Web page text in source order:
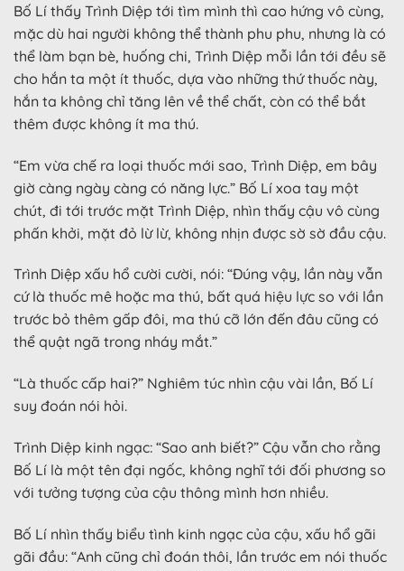
Bố Lí thấy Trình Diệp tới tìm mình thì cao hứng vô cùng,
mặc dù hai người không thể thành phu phu, nhưng là có
thể làm bạn bè, huống chi, Trình Diệp mỗi lần tới đều sẽ
cho hắn ta một ít thuốc, dựa vào những thứ thuốc này,
hắn ta không chỉ tăng lên về thể chất, còn có thể bắt
thêm được không ít ma thú.
“Em vừa chế ra loại thuốc mới sao, Trình Diệp, em bây
giờ càng ngày càng có năng lực.” Bố Lí xoa tay một
chút, đi tới trước mặt Trình Diệp, nhìn thấy cậu vô cùng
phấn khởi, mặt đỏ lừ lừ, không nhịn được sờ sờ đầu cậu.
Trình Diệp xấu hổ cười cười, nói: “Đúng vậy, lần này vẫn
cứ là thuốc mê hoặc ma thú, bất quá hiệu lực so với lần
trước bỏ thêm gấp đôi, ma thú cỡ lớn đến đâu cũng có
thể quật ngã trong nháy mắt.”
“Là thuốc cấp hai?” Nghiêm túc nhìn cậu vài lần, Bố Lí
suy đoán nói hỏi.
Trình Diệp kinh ngạc: “Sao anh biết?” Cậu vẫn cho rằng
Bố Lí là một tên đại ngốc, không nghĩ tới đối phương so
với tưởng tượng của cậu thông mình hơn nhiều.
Bố Lí nhìn thấy biểu tình kinh ngạc của cậu, xấu hổ gãi
gãi đầu: “Anh cũng chỉ đoán thôi, lần trước em nói thuốc